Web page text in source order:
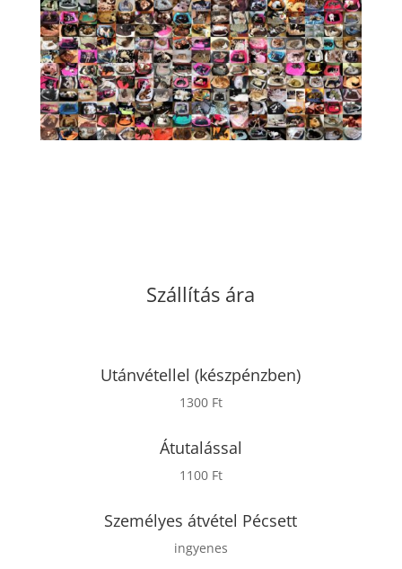
Szállítás ára
Utánvétellel (készpénzben)
1300 Ft
Átutalással
1100 Ft
Személyes átvétel Pécsett
ingyenes